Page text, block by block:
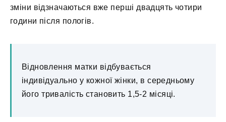
зміни відзначаються вже перші двадцять чотири
години після пологів.
Відновлення матки відбувається
індивідуально у кожної жінки, в середньому
його тривалість становить 1,5-2 місяці.